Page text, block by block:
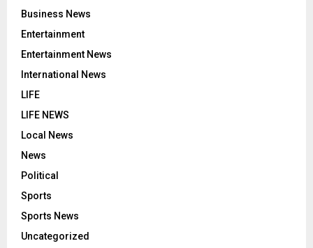
Business News
Entertainment
Entertainment News
International News
LIFE
LIFE NEWS
Local News
News
Political
Sports
Sports News
Uncategorized